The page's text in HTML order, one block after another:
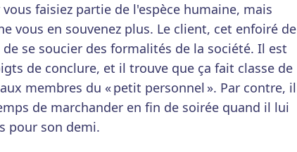
faisiez partie de l'espèce humaine, mais
vous en souvenez plus. Le client, cet enfoiré de
de se soucier des formalités de la société. Il est
de conclure, et il trouve que ça fait classe de
membres du « petit personnel ». Par contre, il
de marchander en fin de soirée quand il lui
pour son demi.